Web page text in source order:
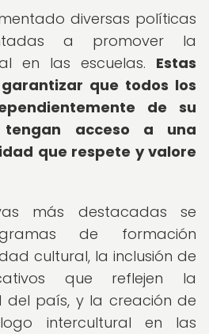
diversas políticas
a promover la
en las escuelas. Estas
que todos los
de su
tengan acceso a una
que respete y valore
más destacadas se
de formación
cultural, la inclusión de
que reflejen la
del país, y la creación de
intercultural en las